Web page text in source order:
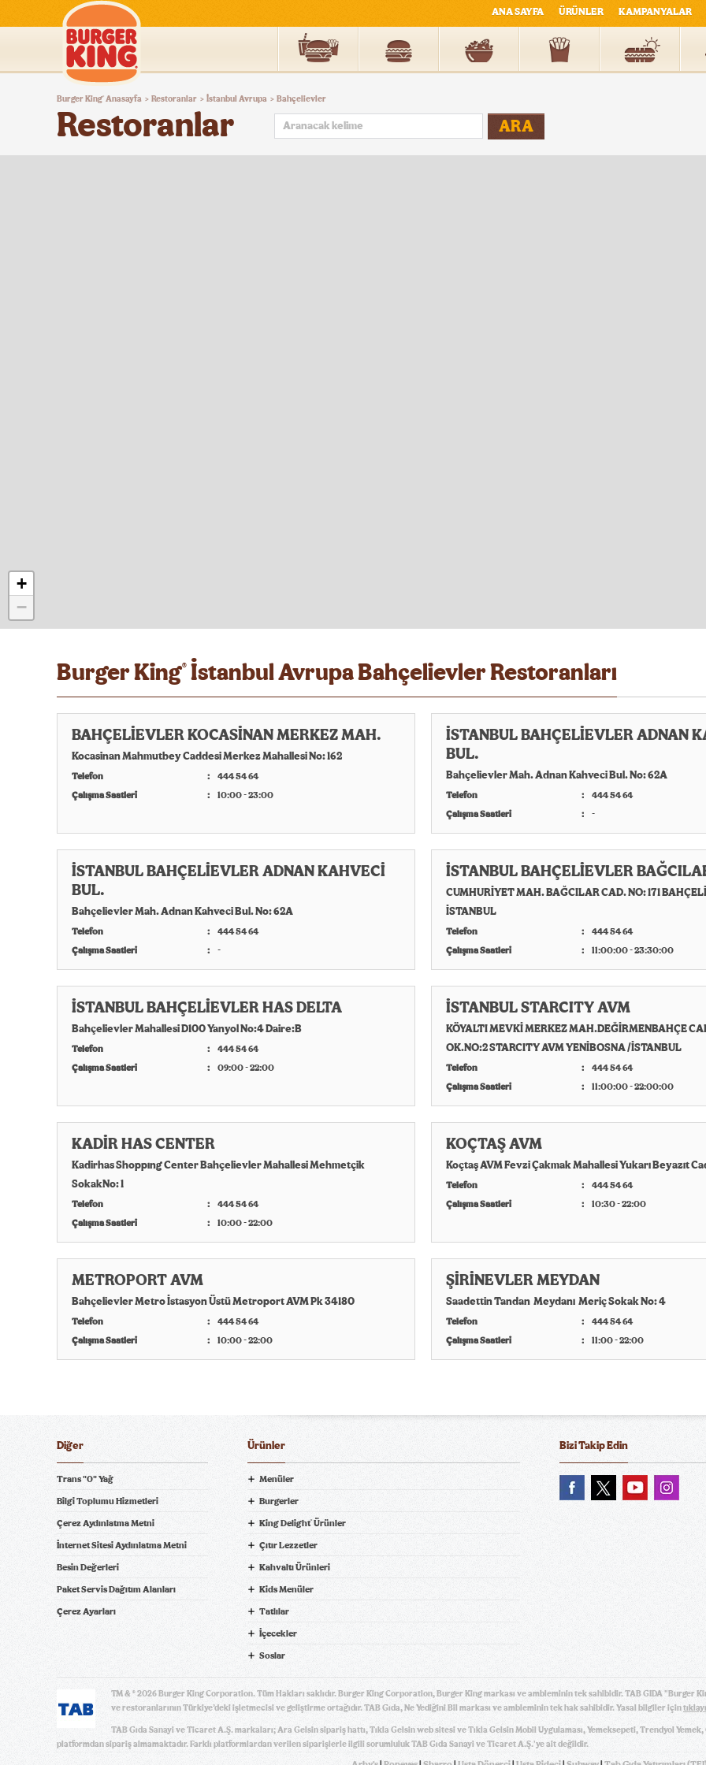
Burger
King®
Türkiye
ANA SAYFA ÜRÜNLER KAMPANYALAR
Burger King® Anasayfa > Restoranlar > İstanbul Avrupa > Bahçelievler
Restoranlar ARA
+
−
Burger King® İstanbul Avrupa Bahçelievler Restoranları
BAHÇELİEVLER KOCASİNAN MERKEZ MAH.
Kocasinan Mahmutbey Caddesi Merkez Mahallesi No: 162
Telefon
444 54 64
Çalışma Saatleri
10:00 - 23:00
İSTANBUL BAHÇELİEVLER ADNAN
BUL.
Bahçelievler Mah. Adnan Kahveci Bul. No: 62A
Telefon
444 54 64
Çalışma Saatleri
-
İSTANBUL BAHÇELİEVLER ADNAN KAHVECİ
BUL.
Bahçelievler Mah. Adnan Kahveci Bul. No: 62A
Telefon
444 54 64
Çalışma Saatleri
-
İSTANBUL BAHÇELİEVLER
CUMHURİYET MAH. BAĞCILAR CAD. NO: 171
İSTANBUL
Telefon
444 54 64
Çalışma Saatleri
11:00:00 - 23:30:00
İSTANBUL BAHÇELİEVLER HAS DELTA
Bahçelievler Mahallesi D100 Yanyol No:4 Daire:B
Telefon
444 54 64
Çalışma Saatleri
09:00 - 22:00
İSTANBUL STARCITY AVM
KÖYALTI MEVKİ MERKEZ MAH.DEĞİRMENBAHÇE
OK.NO:2 STARCITY AVM YENİBOSNA /İSTANBUL
Telefon
444 54 64
Çalışma Saatleri
11:00:00 - 22:00:00
KADİR HAS CENTER
Kadirhas Shoppıng Center Bahçelievler Mahallesi Mehmetçik
SokakNo: 1
Telefon
444 54 64
Çalışma Saatleri
10:00 - 22:00
KOÇTAŞ AVM
Koçtaş AVM Fevzi Çakmak Mahallesi Yukarı Beyazıt
Telefon
444 54 64
Çalışma Saatleri
10:30 - 22:00
METROPORT AVM
Bahçelievler Metro İstasyon Üstü Metroport AVM Pk 34180
Telefon
444 54 64
Çalışma Saatleri
10:00 - 22:00
ŞİRİNEVLER MEYDAN
Saadettin Tandan Meydanı Meriç Sokak No: 4
Telefon
444 54 64
Çalışma Saatleri
11:00 - 22:00
Ver! tiklagelsin.com
Bizi Takip Edin
Ürünler
Menüler
Burgerler
King Delight® Ürünler
Çıtır Lezzetler
Kahvaltı Ürünleri
Kids Menüler
Tatlılar
İçecekler
Soslar
Diğer
Trans "0" Yağ
Bilgi Toplumu Hizmetleri
Çerez Aydınlatma Metni
İnternet Sitesi Aydınlatma Metni
Besin Değerleri
Paket Servis Dağıtım Alanları
Çerez Ayarları
TM & © 2026 Burger King Corporation. Tüm Hakları saklıdır. Burger King Corporation, Burger King markası ve ambleminin tek sahibidir. TAB GIDA "Burger
ve restoranlarının Türkiye’deki işletmecisi ve geliştirme ortağıdır. TAB Gıda, Ne Yediğini Bil markası ve ambleminin tek hak sahibidir. Yasal bilgiler için
TAB Gıda Sanayi ve Ticaret A.Ş. markaları; Ara Gelsin sipariş hattı, Tıkla Gelsin web sitesi ve Tıkla Gelsin Mobil Uygulaması, Yemeksepeti, Trendyol
platformdan sipariş almamaktadır. Farklı platformlardan verilen siparişlerle ilgili sorumluluk TAB Gıda Sanayi ve Ticaret A.Ş.'ye ait değildir.